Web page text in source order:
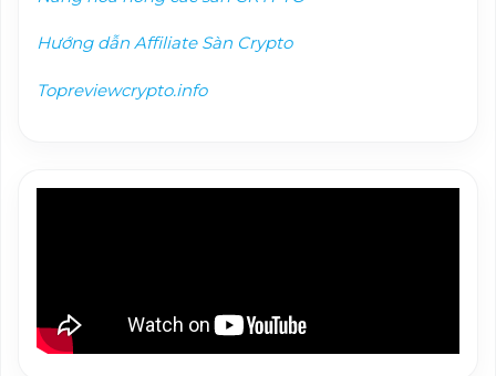
Hướng dẫn Affiliate Sàn Crypto
Topreviewcrypto.info